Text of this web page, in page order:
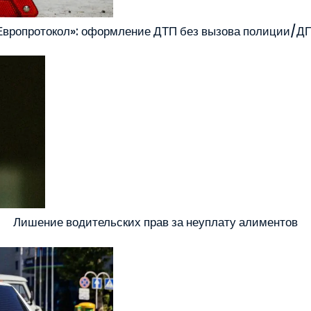
оформление ДТП без вызова полиции/
Лишение водительских прав за неуплату алиментов